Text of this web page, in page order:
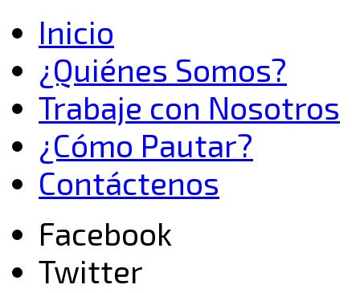
Inicio
¿Quiénes Somos?
Trabaje con Nosotros
¿Cómo Pautar?
Contáctenos
Facebook
Twitter